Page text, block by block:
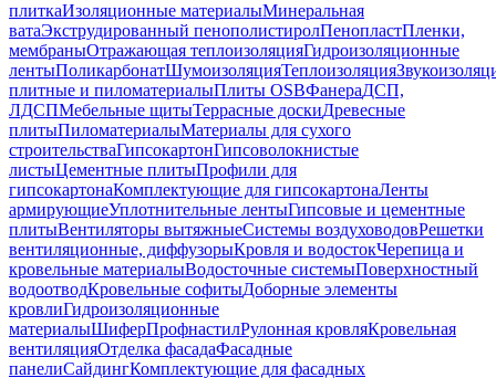
плиткаИзоляционные материалыМинеральная
ватаЭкструдированный пенополистиролПенопластПленки,
мембраныОтражающая теплоизоляцияГидроизоляционные
лентыПоликарбонатШумоизоляцияТеплоизоляция
плитные и пиломатериалыПлиты OSBФанераДСП,
ЛДСПМебельные щитыТеррасные доскиДревесные
плитыПиломатериалыМатериалы для сухого
строительстваГипсокартонГипсоволокнистые
листыЦементные плитыПрофили для
гипсокартонаКомплектующие для гипсокартонаЛенты
армирующиеУплотнительные лентыГипсовые и цементные
плитыВентиляторы вытяжныеСистемы воздуховодовРешетки
вентиляционные, диффузорыКровля и водостокЧерепица и
кровельные материалыВодосточные системыПоверхностный
водоотводКровельные софитыДоборные элементы
кровлиГидроизоляционные
материалыШиферПрофнастилРулонная кровляКровельная
вентиляцияОтделка фасадаФасадные
панелиСайдингКомплектующие для фасадных